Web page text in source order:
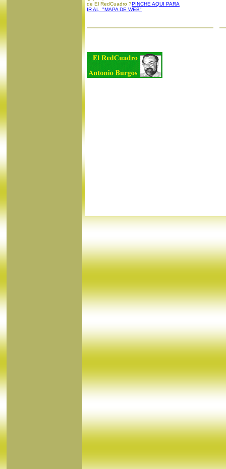
de El RedCuadro ?PINCHE AQUI PARA
IR AL "MAPA DE WEB"